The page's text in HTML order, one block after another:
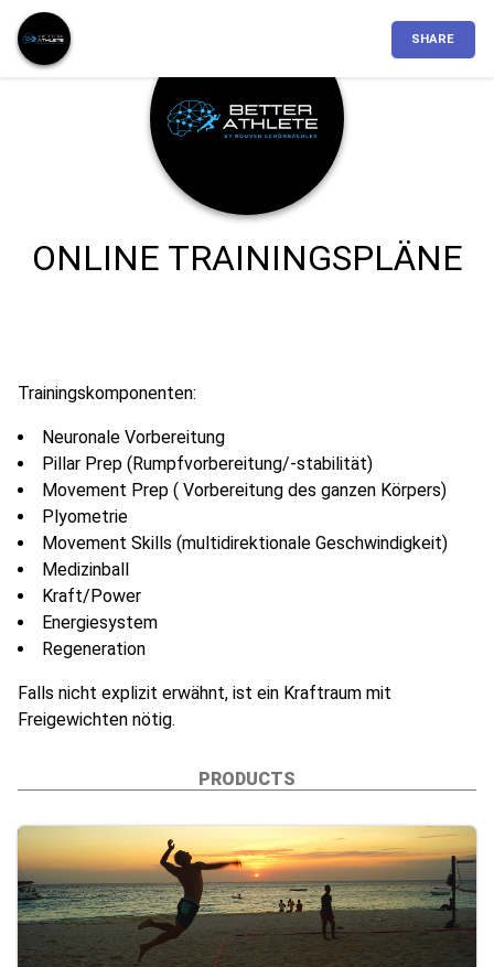
SHARE
ONLINE TRAININGSPLÄNE
Trainingskomponenten:
Neuronale Vorbereitung
Pillar Prep (Rumpfvorbereitung/-stabilität)
Movement Prep ( Vorbereitung des ganzen Körpers)
Plyometrie
Movement Skills (multidirektionale Geschwindigkeit)
Medizinball
Kraft/Power
Energiesystem
Regeneration
Falls nicht explizit erwähnt, ist ein Kraftraum mit
Freigewichten nötig.
PRODUCTS